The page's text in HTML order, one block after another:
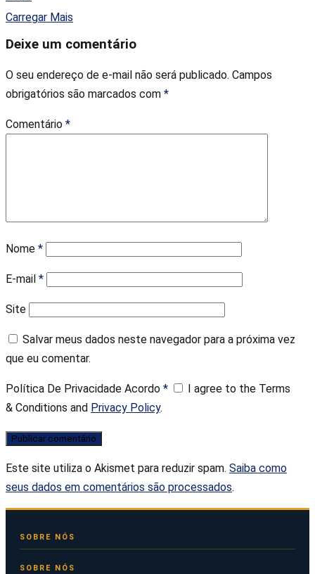
Carregar Mais
Deixe um comentário
O seu endereço de e-mail não será publicado. Campos
obrigatórios são marcados com *
Comentário *
Nome *
E-mail *
Site
Salvar meus dados neste navegador para a próxima vez
que eu comentar.
Política De Privacidade Acordo *
I agree to the Terms
& Conditions and Privacy Policy.
Este site utiliza o Akismet para reduzir spam. Saiba como
seus dados em comentários são processados.
SOBRE NÓS